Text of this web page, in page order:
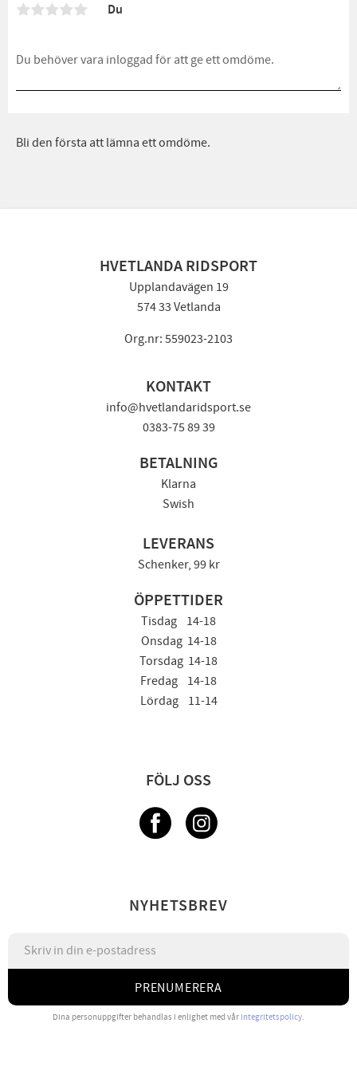
Du
Bli den första att lämna ett omdöme.
HVETLANDA RIDSPORT
Upplandavägen 19
574 33 Vetlanda
Org.nr: 559023-2103
KONTAKT
info@hvetlandaridsport.se
0383-75 89 39
BETALNING
Klarna
Swish
LEVERANS
Schenker, 99 kr
ÖPPETTIDER
Tisdag 14-18
Onsdag 14-18
Torsdag 14-18
Fredag 14-18
Lördag 11-14
FÖLJ OSS
NYHETSBREV
PRENUMERERA
Dina personuppgifter behandlas i enlighet med vår integritetspolicy.